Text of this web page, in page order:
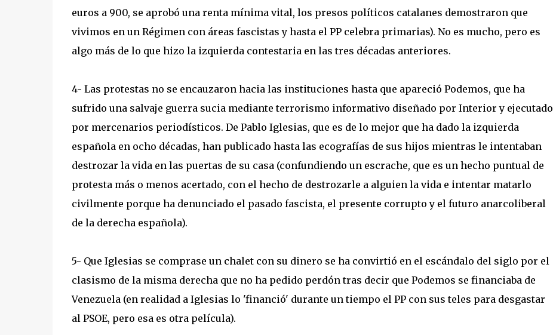
euros a 900, se aprobó una renta mínima vital, los presos políticos catalanes demostraron que
vivimos en un Régimen con áreas fascistas y hasta el PP celebra primarias). No es mucho, pero es
algo más de lo que hizo la izquierda contestaria en las tres décadas anteriores.
4- Las protestas no se encauzaron hacia las instituciones hasta que apareció Podemos, que ha
sufrido una salvaje guerra sucia mediante terrorismo informativo diseñado por Interior y ejecutado
por mercenarios periodísticos. De Pablo Iglesias, que es de lo mejor que ha dado la izquierda
española en ocho décadas, han publicado hasta las ecografías de sus hijos mientras le intentaban
destrozar la vida en las puertas de su casa (confundiendo un escrache, que es un hecho puntual de
protesta más o menos acertado, con el hecho de destrozarle a alguien la vida e intentar matarlo
civilmente porque ha denunciado el pasado fascista, el presente corrupto y el futuro anarcoliberal
de la derecha española).
5- Que Iglesias se comprase un chalet con su dinero se ha convirtió en el escándalo del siglo por el
clasismo de la misma derecha que no ha pedido perdón tras decir que Podemos se financiaba de
Venezuela (en realidad a Iglesias lo 'financió' durante un tiempo el PP con sus teles para desgastar
al PSOE, pero esa es otra película).